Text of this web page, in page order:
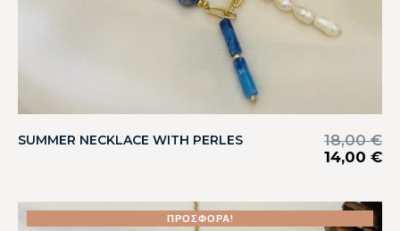
SUMMER NECKLACE WITH PERLES 18,00€
14,00 €
ΠΡΟΣΦΟΡΆ!